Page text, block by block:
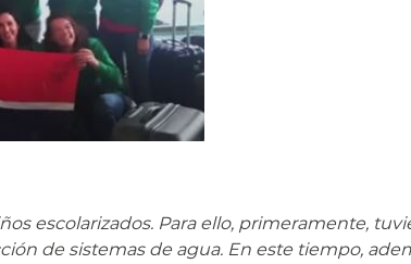
escolarizados. Para ello, primeramente,
de sistemas de agua. En este tiempo,